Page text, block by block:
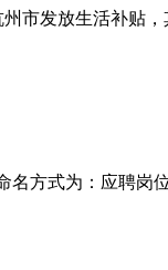
市发放生活补贴，
名方式为：应聘岗